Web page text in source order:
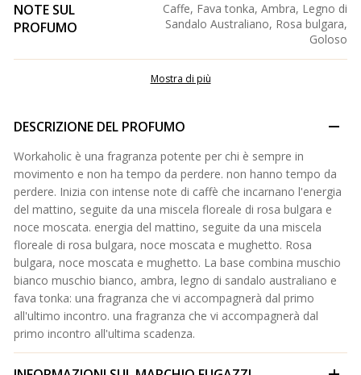
NOTE SUL
PROFUMO
Caffe, Fava tonka, Ambra, Legno di
Sandalo Australiano, Rosa bulgara,
Goloso
Mostra di più
DESCRIZIONE DEL PROFUMO
Workaholic è una fragranza potente per chi è sempre in
movimento e non ha tempo da perdere. non hanno tempo da
perdere. Inizia con intense note di caffè che incarnano l'energia
del mattino, seguite da una miscela floreale di rosa bulgara e
noce moscata. energia del mattino, seguite da una miscela
floreale di rosa bulgara, noce moscata e mughetto. Rosa
bulgara, noce moscata e mughetto. La base combina muschio
bianco muschio bianco, ambra, legno di sandalo australiano e
fava tonka: una fragranza che vi accompagnerà dal primo
all'ultimo incontro. una fragranza che vi accompagnerà dal
primo incontro all'ultima scadenza.